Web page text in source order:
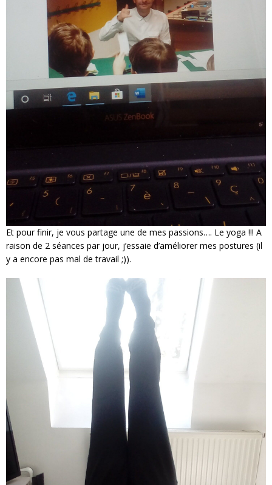
Et pour finir, je vous partage une de mes passions…. Le yoga !!! A
raison de 2 séances par jour, j’essaie d’améliorer mes postures (il
y a encore pas mal de travail ;)).